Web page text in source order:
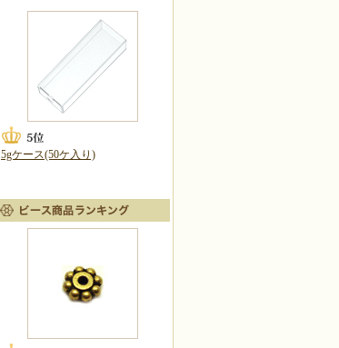
5gケース(50ケ入り)